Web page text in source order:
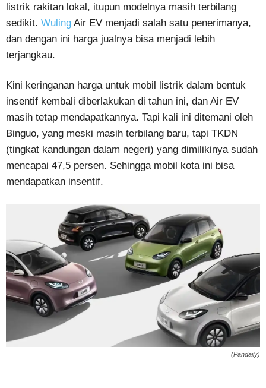
listrik rakitan lokal, itupun modelnya masih terbilang
sedikit. Wuling Air EV menjadi salah satu penerimanya,
dan dengan ini harga jualnya bisa menjadi lebih
terjangkau.
Kini keringanan harga untuk mobil listrik dalam bentuk
insentif kembali diberlakukan di tahun ini, dan Air EV
masih tetap mendapatkannya. Tapi kali ini ditemani oleh
Binguo, yang meski masih terbilang baru, tapi TKDN
(tingkat kandungan dalam negeri) yang dimilikinya sudah
mencapai 47,5 persen. Sehingga mobil kota ini bisa
mendapatkan insentif.
(Pandaily)